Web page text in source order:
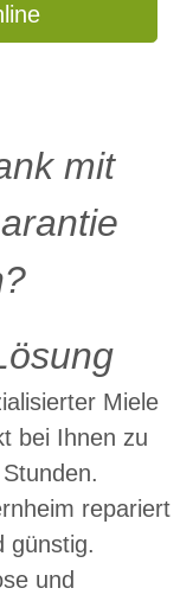
mit
Miele
bei Ihnen zu
repariert
günstig.
und